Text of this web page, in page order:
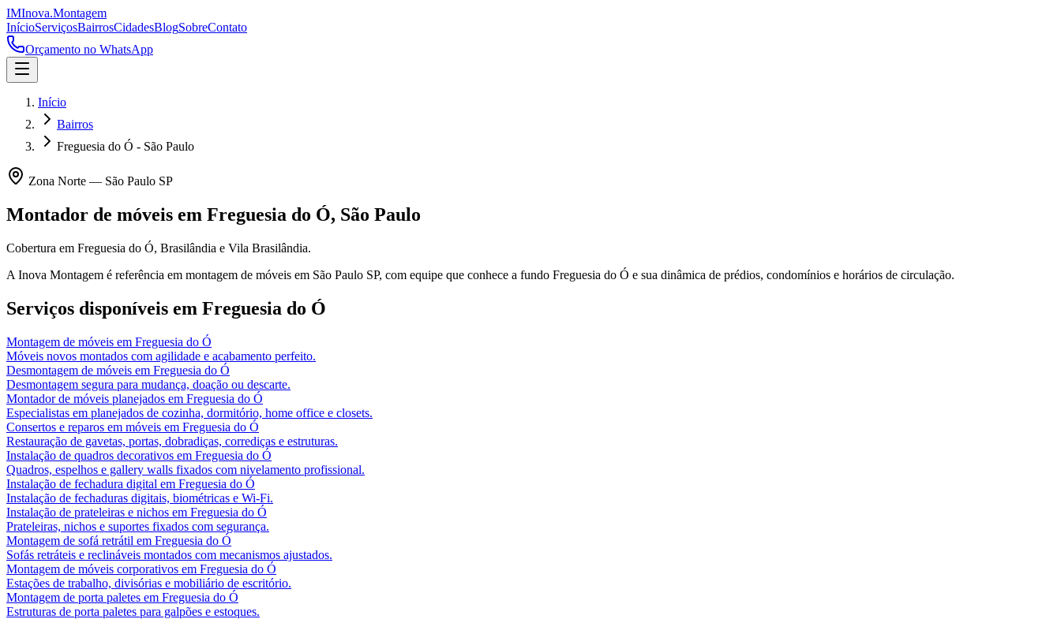
IMInova.Montagem
InícioServiçosBairrosCidadesBlogSobreContato
Orçamento no WhatsApp
Início
Bairros
Freguesia do Ó - São Paulo
Zona Norte — São Paulo SP
Montador de móveis em Freguesia do Ó, São Paulo
Cobertura em Freguesia do Ó, Brasilândia e Vila Brasilândia.
A Inova Montagem é referência em montagem de móveis em São Paulo SP, com equipe que conhece a fundo Freguesia do Ó e sua dinâmica de prédios, condomínios e horários de circulação.
Serviços disponíveis em Freguesia do Ó
Montagem de móveis em Freguesia do Ó
Móveis novos montados com agilidade e acabamento perfeito.
Desmontagem de móveis em Freguesia do Ó
Desmontagem segura para mudança, doação ou descarte.
Montador de móveis planejados em Freguesia do Ó
Especialistas em planejados de cozinha, dormitório, home office e closets.
Consertos e reparos em móveis em Freguesia do Ó
Restauração de gavetas, portas, dobradiças, corrediças e estruturas.
Instalação de quadros decorativos em Freguesia do Ó
Quadros, espelhos e gallery walls fixados com nivelamento profissional.
Instalação de fechadura digital em Freguesia do Ó
Instalação de fechaduras digitais, biométricas e Wi-Fi.
Instalação de prateleiras e nichos em Freguesia do Ó
Prateleiras, nichos e suportes fixados com segurança.
Montagem de sofá retrátil em Freguesia do Ó
Sofás retráteis e reclináveis montados com mecanismos ajustados.
Montagem de móveis corporativos em Freguesia do Ó
Estações de trabalho, divisórias e mobiliário de escritório.
Montagem de porta paletes em Freguesia do Ó
Estruturas de porta paletes para galpões e estoques.